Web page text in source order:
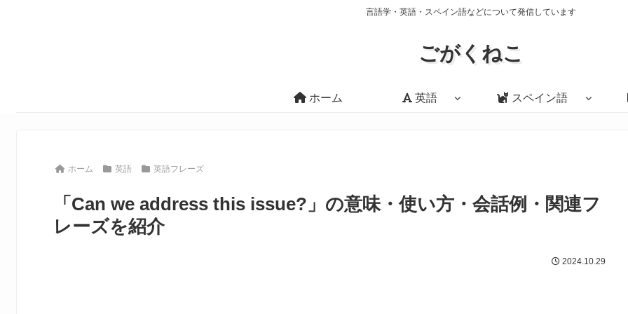
言語学・英語・スペイン語などについて発信しています
ごがくねこ
ホーム 英語 スペイン語
ホーム 英語 英語フレーズ
「Can we address this issue?」の意味・使い方・会話例・関連フ
レーズを紹介
2024.10.29